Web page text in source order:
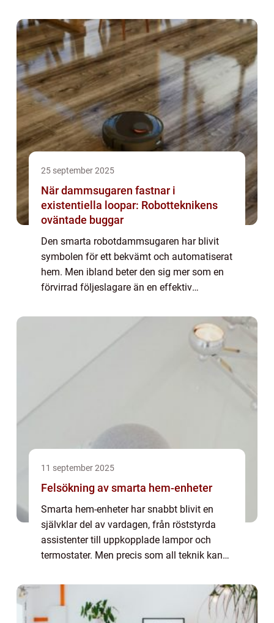
25 september 2025
När dammsugaren fastnar i
existentiella loopar: Robotteknikens
oväntade buggar
Den smarta robotdammsugaren har blivit
symbolen för ett bekvämt och automatiserat
hem. Men ibland beter den sig mer som en
förvirrad följeslagare än en effektiv
p&a...
11 september 2025
Felsökning av smarta hem-enheter
Smarta hem-enheter har snabbt blivit en
självklar del av vardagen, från röststyrda
assistenter till uppkopplade lampor och
termostater. Men precis som all teknik kan
frustration ...